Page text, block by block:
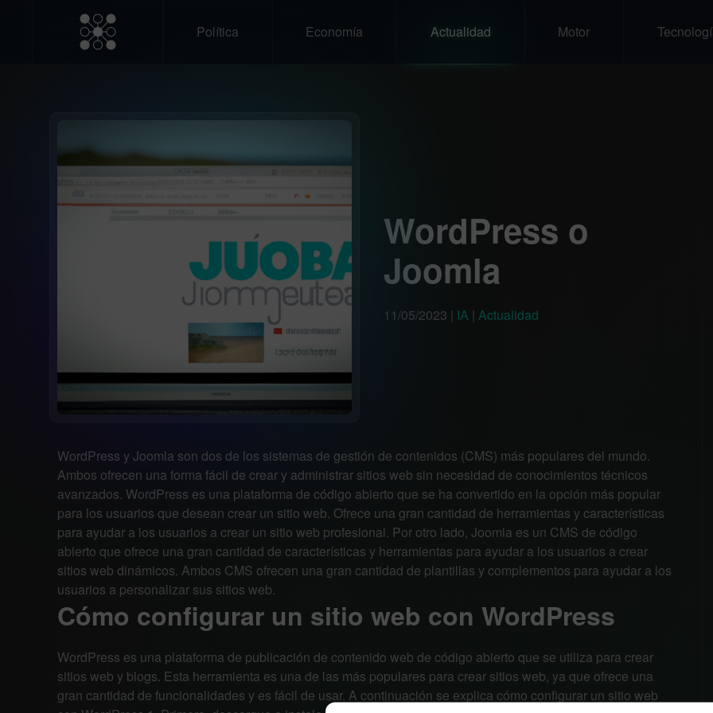
Política Economía Actualidad Motor
WordPress o
Joomla
11/05/2023 | IA | Actualidad
WordPress y Joomla son dos de los sistemas de gestión de contenidos (CMS) más populares del mundo.
Ambos ofrecen una forma fácil de crear y administrar sitios web sin necesidad de conocimientos técnicos
avanzados. WordPress es una plataforma de código abierto que se ha convertido en la opción más popular
para los usuarios que desean crear un sitio web. Ofrece una gran cantidad de herramientas y características
para ayudar a los usuarios a crear un sitio web profesional. Por otro lado, Joomla es un CMS de código
abierto que ofrece una gran cantidad de características y herramientas para ayudar a los usuarios a crear
sitios web dinámicos. Ambos CMS ofrecen una gran cantidad de plantillas y complementos para ayudar a los
usuarios a personalizar sus sitios web.
Cómo configurar un sitio web con WordPress
WordPress es una plataforma de publicación de contenido web de código abierto que se utiliza para crear
sitios web y blogs. Esta herramienta es una de las más populares para crear sitios web, ya que ofrece una
gran cantidad de funcionalidades y es fácil de usar. A continuación se explica cómo configurar un sitio web